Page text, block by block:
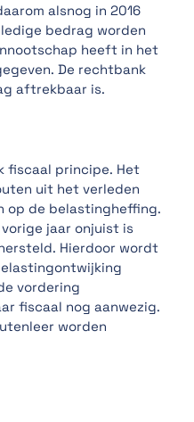
alsnog in 2016
bedrag worden
heeft in het
De rechtbank
aftrekbaar is.
fiscaal principe. Het
uit het verleden
op de belastingheffing.
jaar onjuist is
Hierdoor wordt
vordering
fiscaal nog aanwezig.
worden